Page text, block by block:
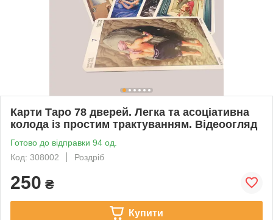
Карти Таро 78 дверей. Легка та асоціативна
колода із простим трактуванням. Відеоогляд
Готово до відправки 94 од.
Код: 308002
Роздріб
250 ₴
Купити